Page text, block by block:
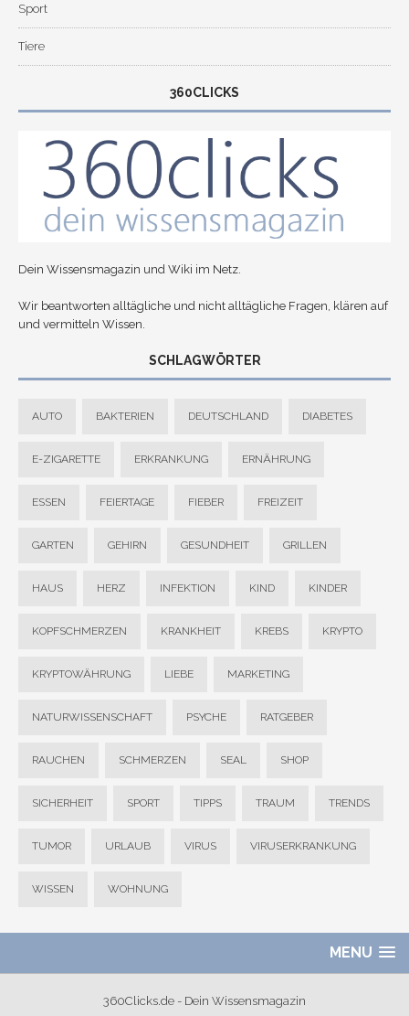
Sport
Tiere
360CLICKS
Dein Wissensmagazin und Wiki im Netz.
Wir beantworten alltägliche und nicht alltägliche Fragen, klären auf
und vermitteln Wissen.
SCHLAGWÖRTER
AUTO BAKTERIEN DEUTSCHLAND DIABETES
E-ZIGARETTE ERKRANKUNG ERNÄHRUNG
ESSEN FEIERTAGE FIEBER FREIZEIT
GARTEN GEHIRN GESUNDHEIT GRILLEN
HAUS HERZ INFEKTION KIND KINDER
KOPFSCHMERZEN KRANKHEIT KREBS KRYPTO
KRYPTOWÄHRUNG LIEBE MARKETING
NATURWISSENSCHAFT PSYCHE RATGEBER
RAUCHEN SCHMERZEN SEAL SHOP
SICHERHEIT SPORT TIPPS TRAUM TRENDS
TUMOR URLAUB VIRUS VIRUSERKRANKUNG
WISSEN WOHNUNG
MENU
360Clicks.de - Dein Wissensmagazin